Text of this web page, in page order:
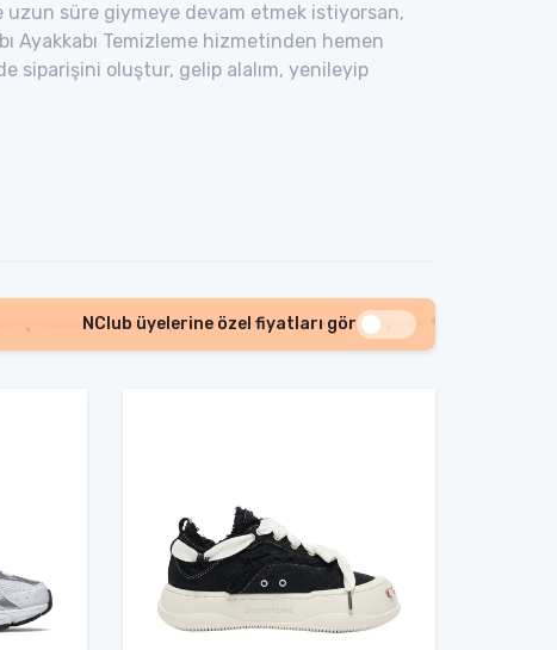
uzun süre giymeye devam etmek istiyorsan,
Ayakkabı Temizleme hizmetinden hemen
siparişini oluştur, gelip alalım, yenileyip
NClub üyelerine özel fiyatları gör